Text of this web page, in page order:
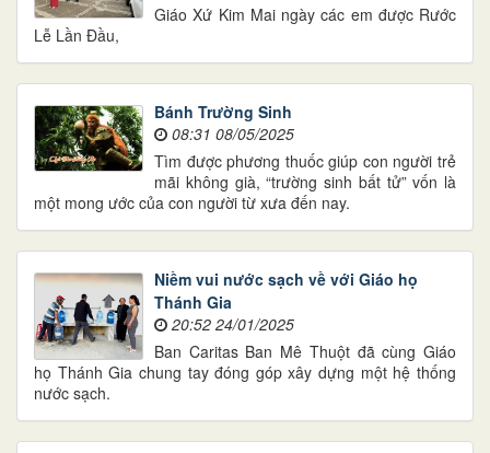
Giáo Xứ Kim Mai ngày các em được Rước
Lễ Lần Đầu,
Bánh Trường Sinh
08:31 08/05/2025
Tìm được phương thuốc giúp con người trẻ
mãi không già, “trường sinh bất tử” vốn là
một mong ước của con người từ xưa đến nay.
Niềm vui nước sạch về với Giáo họ
Thánh Gia
20:52 24/01/2025
Ban Caritas Ban Mê Thuột đã cùng Giáo
họ Thánh Gia chung tay đóng góp xây dựng một hệ thống
nước sạch.